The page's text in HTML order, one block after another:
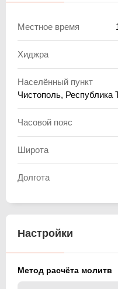
Местное время
Хиджра
Населённый пункт
Чистополь, Республика
Часовой пояс
Широта
Долгота
Настройки
Метод расчёта молитв